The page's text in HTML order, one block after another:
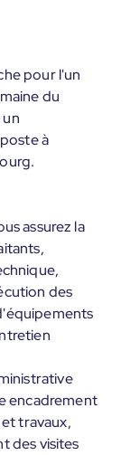
pour l'un
du
à
assurez la
des
encadrement
travaux,
des visites